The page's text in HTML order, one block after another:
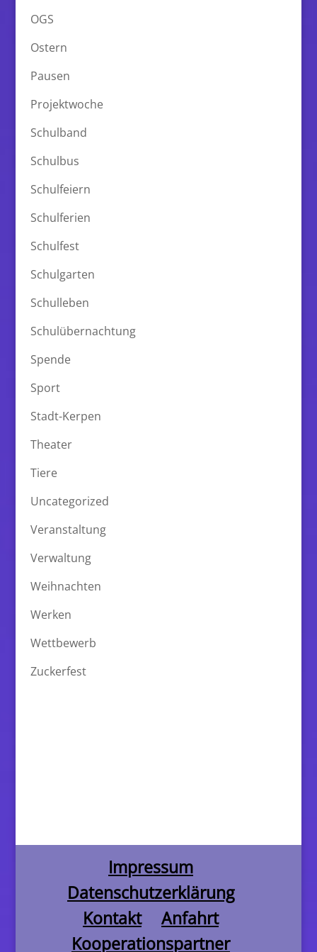
OGS
Ostern
Pausen
Projektwoche
Schulband
Schulbus
Schulfeiern
Schulferien
Schulfest
Schulgarten
Schulleben
Schulübernachtung
Spende
Sport
Stadt-Kerpen
Theater
Tiere
Uncategorized
Veranstaltung
Verwaltung
Weihnachten
Werken
Wettbewerb
Zuckerfest
Impressum
Datenschutzerklärung
Kontakt
Anfahrt
Kooperationspartner